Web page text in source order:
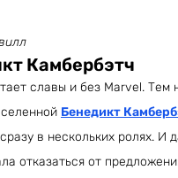
Камбербэтч
славы и без Marvel. Тем
Бенедикт
в нескольких ролях. И
отказаться от